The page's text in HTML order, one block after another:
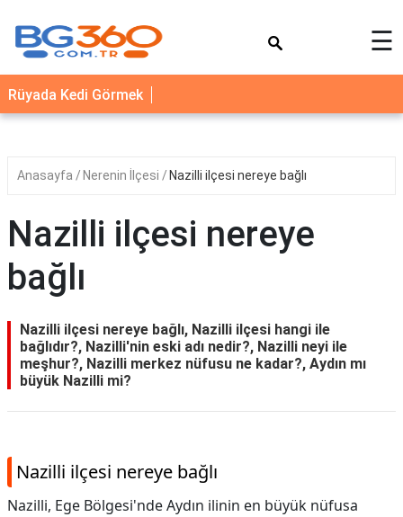
YEMEK
TARİFLERİ
SAĞLIK
İLETİŞİM
☰
Rüyada Kedi Görmek
Anasayfa Nerenin İlçesi Nazilli ilçesi nereye bağlı
Nazilli ilçesi nereye
bağlı
Nazilli ilçesi nereye bağlı, Nazilli ilçesi hangi ile
bağlıdır?, Nazilli'nin eski adı nedir?, Nazilli neyi ile
meşhur?, Nazilli merkez nüfusu ne kadar?, Aydın mı
büyük Nazilli mi?
Nazilli ilçesi nereye bağlı
Nazilli, Ege Bölgesi'nde Aydın ilinin en büyük nüfusa